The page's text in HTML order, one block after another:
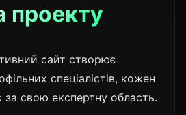
проекту
сайт створює
спеціалістів, кожен
за свою експертну область.